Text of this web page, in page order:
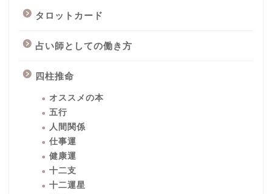
タロットカード
占い師としての働き方
四柱推命
オススメの本
五行
人間関係
仕事運
健康運
十二支
十二運星